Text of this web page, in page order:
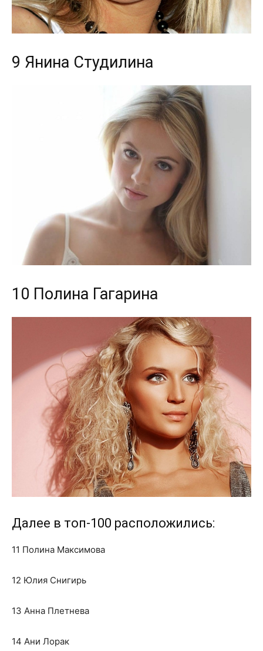
9 Янина Студилина
10 Полина Гагарина
Далее в топ-100 расположились:
11 Полина Максимова
12 Юлия Снигирь
13 Анна Плетнева
14 Ани Лорак